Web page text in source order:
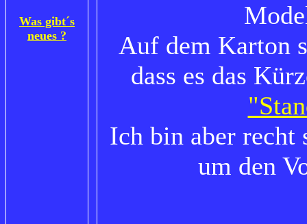
Was gibt´s
neues ?
Auf dem Karton
dass es das
Ich bin aber recht
um den